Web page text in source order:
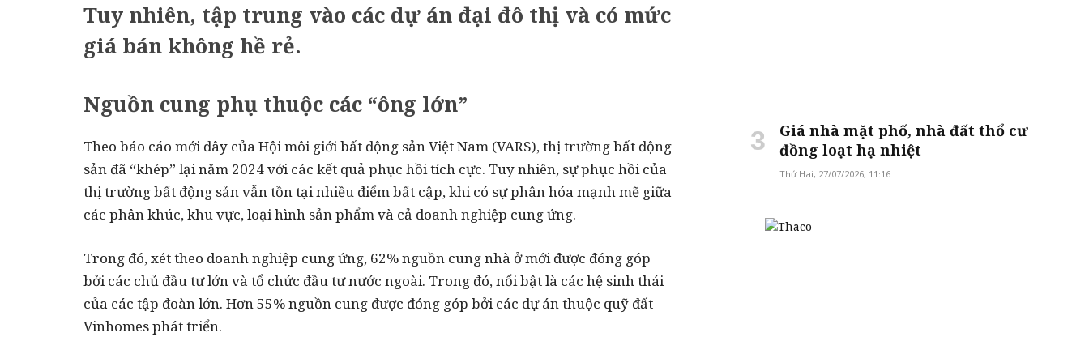
Tuy nhiên, tập trung vào các dự án đại đô thị và có mức
giá bán không hề rẻ.
Nguồn cung phụ thuộc các “ông lớn”
Theo báo cáo mới đây của Hội môi giới bất động sản Việt Nam (VARS), thị trường bất động
sản đã “khép” lại năm 2024 với các kết quả phục hồi tích cực. Tuy nhiên, sự phục hồi của
thị trường bất động sản vẫn tồn tại nhiều điểm bất cập, khi có sự phân hóa mạnh mẽ giữa
các phân khúc, khu vực, loại hình sản phẩm và cả doanh nghiệp cung ứng.
Trong đó, xét theo doanh nghiệp cung ứng, 62% nguồn cung nhà ở mới được đóng góp
bởi các chủ đầu tư lớn và tổ chức đầu tư nước ngoài. Trong đó, nổi bật là các hệ sinh thái
của các tập đoàn lớn. Hơn 55% nguồn cung được đóng góp bởi các dự án thuộc quỹ đất
Vinhomes phát triển.
Giá nhà mặt phố, nhà đất thổ cư
đồng loạt hạ nhiệt
Thứ Hai, 27/07/2026, 11:16